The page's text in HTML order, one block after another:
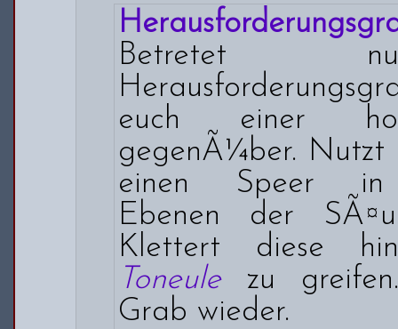
Betretet
euch einer
gegenÃ¼ber. Nutzt
einen Speer in
Ebenen der
Klettert diese
Toneulezu
Grab wieder.